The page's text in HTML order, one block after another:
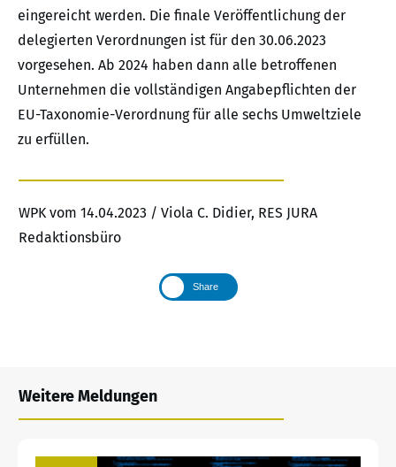
eingereicht werden. Die finale Veröffentlichung der
delegierten Verordnungen ist für den 30.06.2023
vorgesehen. Ab 2024 haben dann alle betroffenen
Unternehmen die vollständigen Angabepflichten der
EU-Taxonomie-Verordnung für alle sechs Umweltziele
zu erfüllen.
WPK vom 14.04.2023 / Viola C. Didier, RES JURA
Redaktionsbüro
Share
Weitere Meldungen